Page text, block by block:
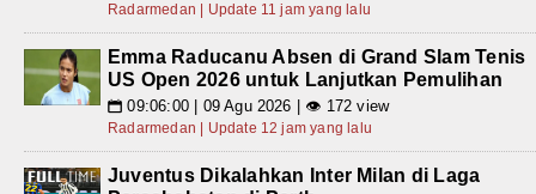
Radarmedan | Update 11 jam yang lalu
Emma Raducanu Absen di Grand Slam Tenis
US Open 2026 untuk Lanjutkan Pemulihan
📅 09:06:00 | 09 Agu 2026 | 👁 172 view
Radarmedan | Update 12 jam yang lalu
Juventus Dikalahkan Inter Milan di Laga